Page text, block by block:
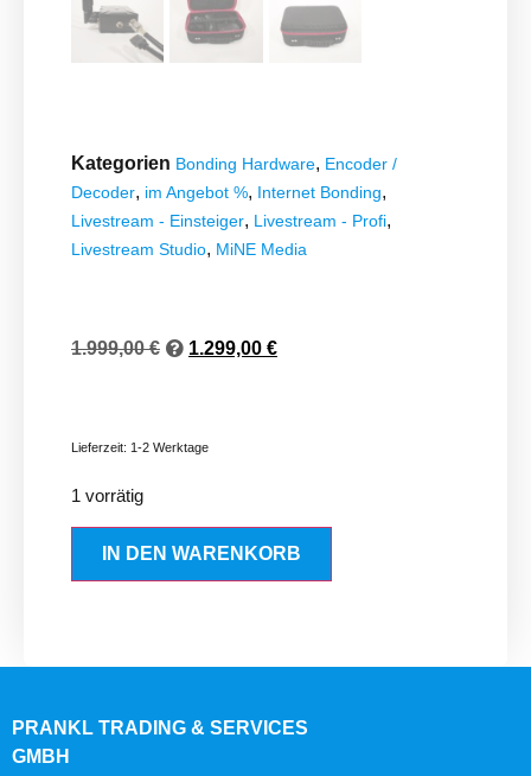
Kategorien Bonding Hardware, Encoder /
Decoder, im Angebot %, Internet Bonding,
Livestream - Einsteiger, Livestream - Profi,
Livestream Studio, MiNE Media
1.999,00€ 1.299,00 €
Lieferzeit: 1-2 Werktage
1 vorrätig
IN DEN WARENKORB
PRANKL TRADING & SERVICES
GMBH